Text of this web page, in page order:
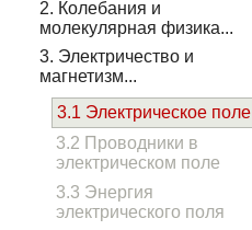
2. Колебания и
молекулярная физика...
3. Электричество и
магнетизм...
3.1 Электрическое поле
3.2 Проводники в
электрическом поле
3.3 Энергия
электрического поля